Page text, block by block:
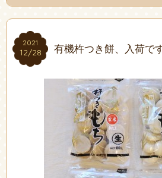
2021
12/28
2021
12/28 有機杵つき餅、入荷で